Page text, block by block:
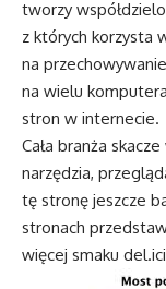
tworzy
z których korzysta
na
na wielu
stron w internecie.
Cała branża
narzędzia,
tę stronę jeszcze
stronach
więcej smaku